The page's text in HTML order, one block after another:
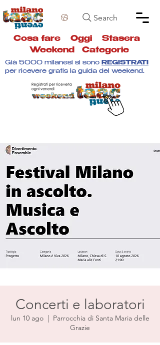
Search
Cosa fare Oggi Stasera
Weekend
Categorie
Già 5000 milanesi si sono REGISTRATI
per ricevere gratis la guida del weekend.
Concerti e laboratori
lun 10 ago
  |
Parrocchia di Santa Maria delle
Grazie